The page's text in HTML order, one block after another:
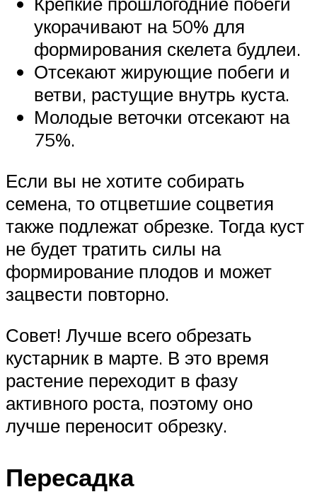
укорачивают на 50% для
формирования скелета будлеи.
Отсекают жирующие побеги и
ветви, растущие внутрь куста.
Молодые веточки отсекают на
75%.
Если вы не хотите собирать
семена, то отцветшие соцветия
также подлежат обрезке. Тогда куст
не будет тратить силы на
формирование плодов и может
зацвести повторно.
Совет! Лучше всего обрезать
кустарник в марте. В это время
растение переходит в фазу
активного роста, поэтому оно
лучше переносит обрезку.
Пересадка